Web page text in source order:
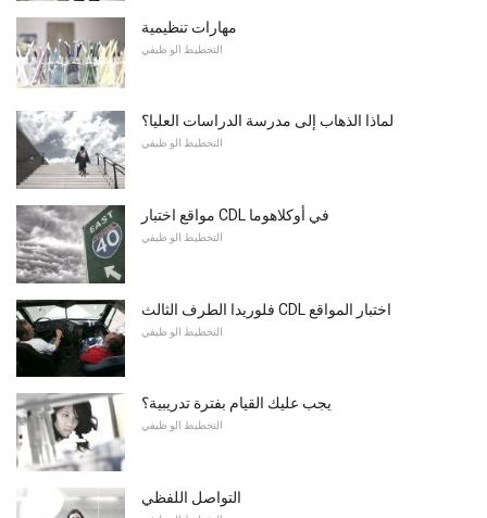
مهارات تنظيمية
التخطيط الو ظيفي
لماذا الذهاب إلى مدرسة الدراسات العليا؟
التخطيط الو ظيفي
مواقع اختبار CDL في أوكلاهوما
التخطيط الو ظيفي
فلوريدا الطرف الثالث CDL اختبار المواقع
التخطيط الو ظيفي
يجب عليك القيام بفترة تدريبية؟
التخطيط الو ظيفي
التواصل اللفظي